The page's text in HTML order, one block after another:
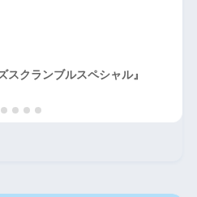
スクランブルスペシャル』